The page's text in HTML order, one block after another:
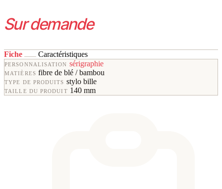
Sur demande
Fiche Caractéristiques
PERSONNALISATION sérigraphie
MATIÈRES fibre de blé / bambou
TYPE DE PRODUITS stylo bille
TAILLE DU PRODUIT 140 mm